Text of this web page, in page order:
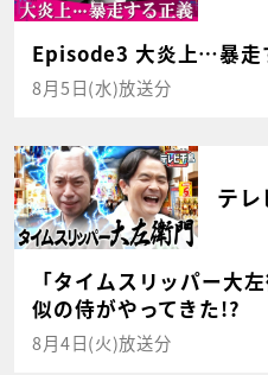
Episode3 大炎上…暴走
8月5日(水)放送分
テレ
「タイムスリッパー大
似の侍がやってきた!?
8月4日(火)放送分